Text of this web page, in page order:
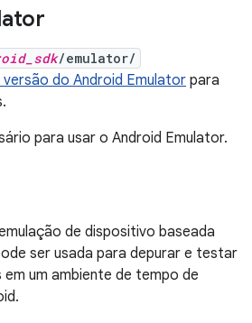
/emulator/
do Android Emulator para
para usar o Android Emulator.
de dispositivo baseada
ser usada para depurar e testar
um ambiente de tempo de